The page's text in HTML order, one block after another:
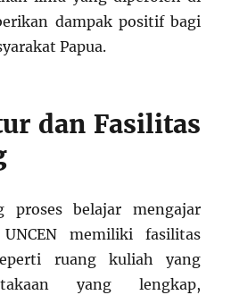
dampak positif bagi
Papua.
dan Fasilitas
proses belajar mengajar
memiliki fasilitas
ruang kuliah yang
yang lengkap,